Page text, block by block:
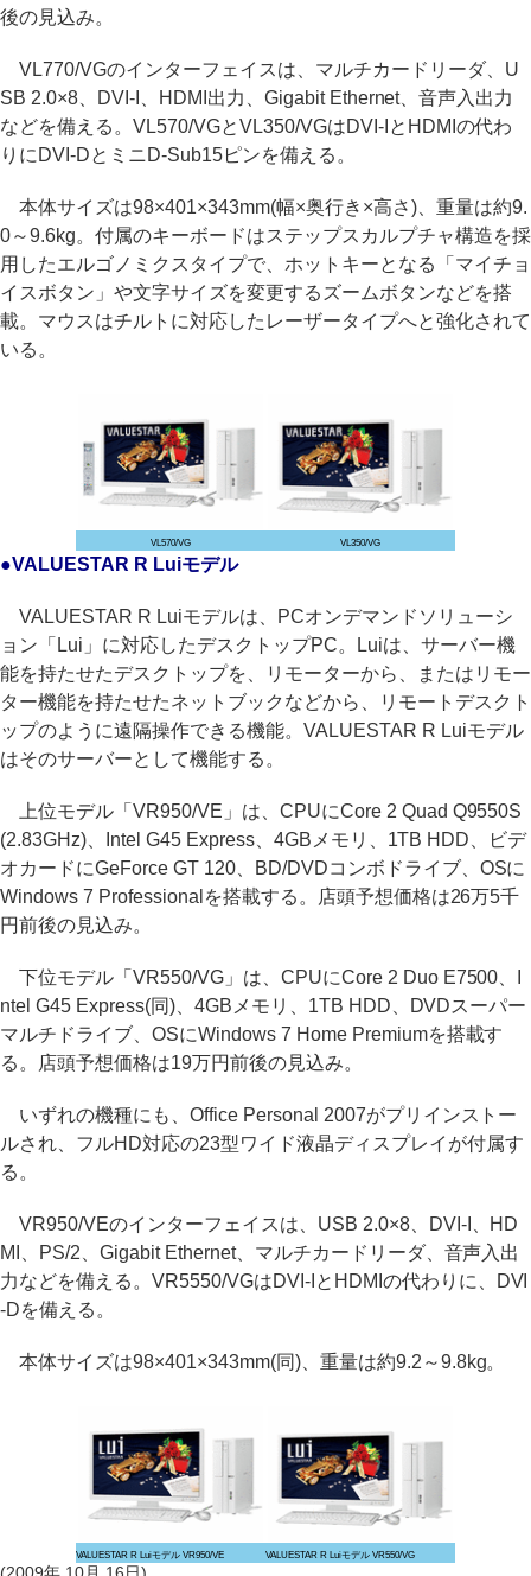
後の見込み。
VL770/VGのインターフェイスは、マルチカードリーダ、U
SB 2.0×8、DVI-I、HDMI出力、Gigabit Ethernet、音声入出力
などを備える。VL570/VGとVL350/VGはDVI-IとHDMIの代わ
りにDVI-DとミニD-Sub15ピンを備える。
本体サイズは98×401×343mm(幅×奥行き×高さ)、重量は約9.
0～9.6kg。付属のキーボードはステップスカルプチャ構造を採
用したエルゴノミクスタイプで、ホットキーとなる「マイチョ
イスボタン」や文字サイズを変更するズームボタンなどを搭
載。マウスはチルトに対応したレーザータイプへと強化されて
いる。
VL570/VG VL350/VG
●VALUESTAR R Luiモデル
VALUESTAR R Luiモデルは、PCオンデマンドソリューシ
ョン「Lui」に対応したデスクトップPC。Luiは、サーバー機
能を持たせたデスクトップを、リモーターから、またはリモー
ター機能を持たせたネットブックなどから、リモートデスクト
ップのように遠隔操作できる機能。VALUESTAR R Luiモデル
はそのサーバーとして機能する。
上位モデル「VR950/VE」は、CPUにCore 2 Quad Q9550S
(2.83GHz)、Intel G45 Express、4GBメモリ、1TB HDD、ビデ
オカードにGeForce GT 120、BD/DVDコンボドライブ、OSに
Windows 7 Professionalを搭載する。店頭予想価格は26万5千
円前後の見込み。
下位モデル「VR550/VG」は、CPUにCore 2 Duo E7500、I
ntel G45 Express(同)、4GBメモリ、1TB HDD、DVDスーパー
マルチドライブ、OSにWindows 7 Home Premiumを搭載す
る。店頭予想価格は19万円前後の見込み。
いずれの機種にも、Office Personal 2007がプリインストー
ルされ、フルHD対応の23型ワイド液晶ディスプレイが付属す
る。
VR950/VEのインターフェイスは、USB 2.0×8、DVI-I、HD
MI、PS/2、Gigabit Ethernet、マルチカードリーダ、音声入出
力などを備える。VR5550/VGはDVI-IとHDMIの代わりに、DVI
-Dを備える。
本体サイズは98×401×343mm(同)、重量は約9.2～9.8kg。
VALUESTAR R Luiモデル VR950/VE VALUESTAR R Luiモデル VR550/VG